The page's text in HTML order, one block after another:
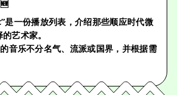
一份播放列表，介绍那些顺应时代微
艺术家。
音乐不分名气、流派或国界，并根据需